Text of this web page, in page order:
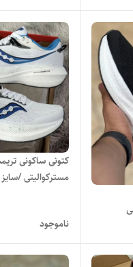
فروش عمده و تک
36 الی
ناموجود